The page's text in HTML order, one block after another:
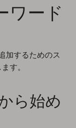
ワード
加するためのス
す。
ら始め